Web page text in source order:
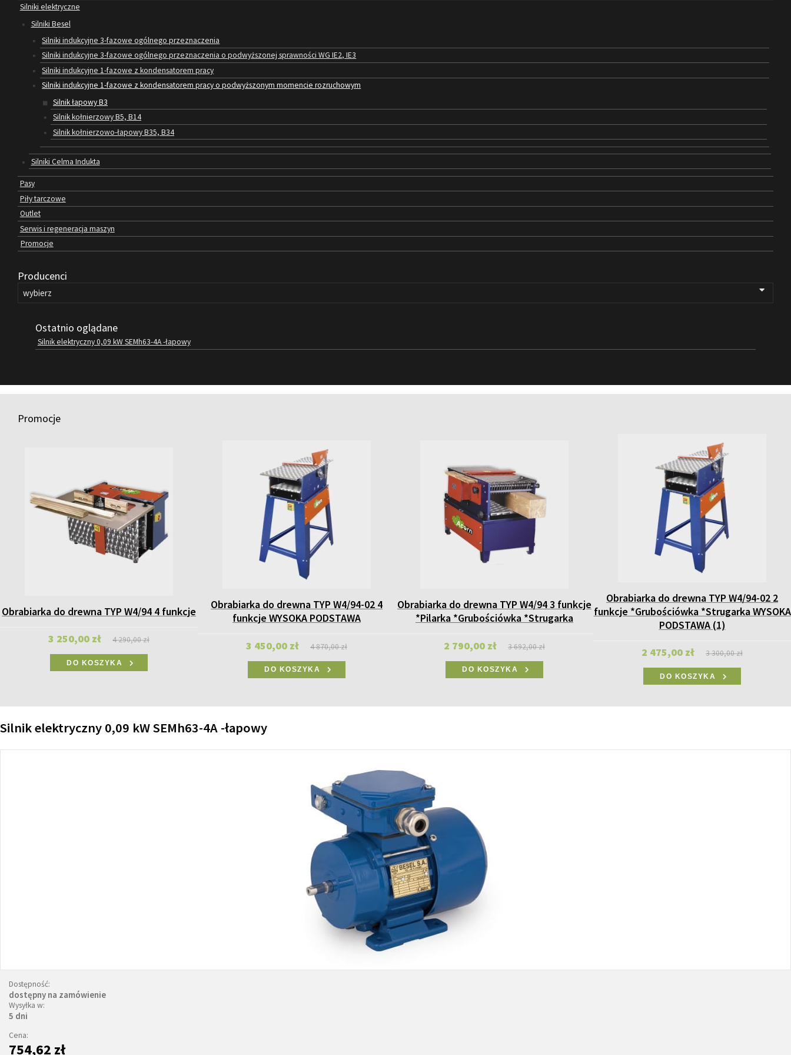
Silniki elektryczne
Silniki Besel
Silniki indukcyjne 3-fazowe ogólnego przeznaczenia
Silniki indukcyjne 3-fazowe ogólnego przeznaczenia o podwyższonej sprawności WG IE2, IE3
Silniki indukcyjne 1-fazowe z kondensatorem pracy
Silniki indukcyjne 1-fazowe z kondensatorem pracy o podwyższonym momencie rozruchowym
Silnik łapowy B3
Silnik kołnierzowy B5, B14
Silnik kołnierzowo-łapowy B35, B34
Silniki Celma Indukta
Pasy
Piły tarczowe
Outlet
Serwis i regeneracja maszyn
Promocje
Producenci
Ostatnio oglądane
Silnik elektryczny 0,09 kW SEMh63-4A -łapowy
Promocje
Obrabiarka do drewna TYP W4/94 4 funkcje
3 250,00 zł 4 290,00 zł
DO KOSZYKA
Obrabiarka do drewna TYP W4/94-02 4
funkcje WYSOKA PODSTAWA
3 450,00 zł 4 870,00 zł
DO KOSZYKA
Obrabiarka do drewna TYP W4/94 3 funkcje
*Pilarka *Grubościówka *Strugarka
2 790,00 zł 3 692,00 zł
DO KOSZYKA
Obrabiarka do drewna TYP W4/94-02 2
funkcje *Grubościówka *Strugarka WYSOKA
PODSTAWA (1)
2 475,00 zł 3 300,00 zł
DO KOSZYKA
Silnik elektryczny 0,09 kW SEMh63-4A -łapowy
Dostępność:
dostępny na zamówienie
Wysyłka w:
5 dni
Cena:
754,62 zł